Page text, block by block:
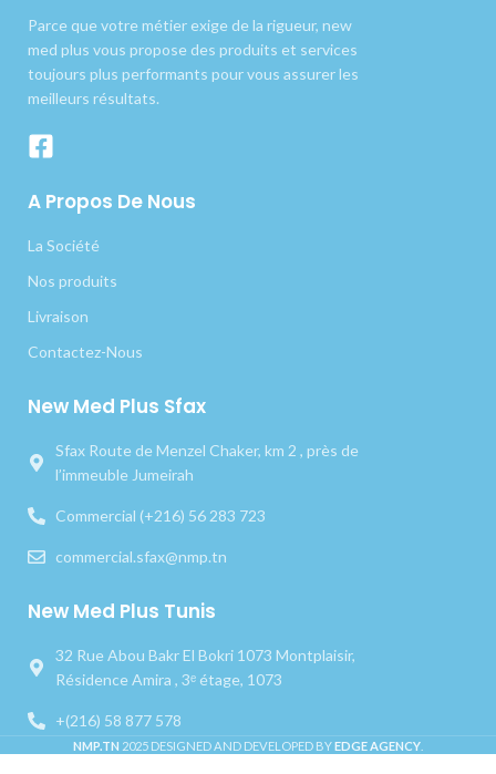
Parce que votre métier exige de la rigueur, new
med plus vous propose des produits et services
toujours plus performants pour vous assurer les
meilleurs résultats.
A Propos De Nous
La Société
Nos produits
Livraison
Contactez-Nous
New Med Plus Sfax
Sfax Route de Menzel Chaker, km 2 , près de
l’immeuble Jumeirah
Commercial (+216) 56 283 723
commercial.sfax@nmp.tn
New Med Plus Tunis
32 Rue Abou Bakr El Bokri 1073 Montplaisir,
Résidence Amira , 3ᵉ étage, 1073
+(216) 58 877 578
NMP.TN 2025 DESIGNED AND DEVELOPED BYEDGE AGENCY